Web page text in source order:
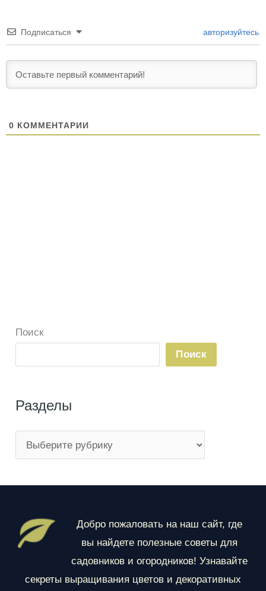
Подписаться авторизуйтесь
0 КОММЕНТАРИИ
Поиск
Поиск
Разделы
а
л
Добро пожаловать на наш сайт, где
вы найдете полезные советы для
садовников и огородников! Узнавайте
секреты выращивания цветов и декоративных